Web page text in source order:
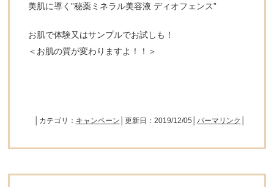
美肌に導く”秘薬ミネラル美容液 ディオフェンス”
お肌で体験又はサンプルでお試しも！
＜お肌の質が変わりますよ！！＞
│カテゴリ： キャンペーン │更新日：2019/12/05│ パーマリンク